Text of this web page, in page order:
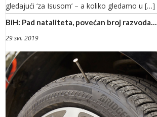
gledajući ‘za Isusom’ – a koliko gledamo u […]
BiH: Pad nataliteta, povećan broj razvoda…
29 svi. 2019